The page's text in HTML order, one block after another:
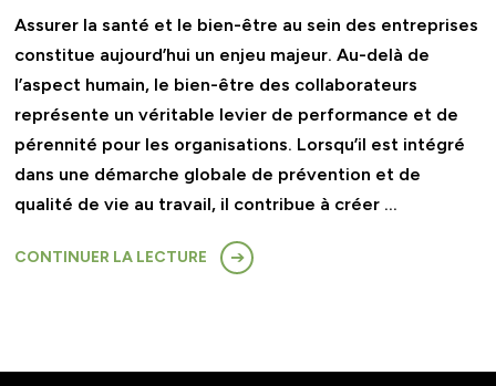
Assurer la santé et le bien-être au sein des entreprises
constitue aujourd’hui un enjeu majeur. Au-delà de
l’aspect humain, le bien-être des collaborateurs
représente un véritable levier de performance et de
pérennité pour les organisations. Lorsqu’il est intégré
dans une démarche globale de prévention et de
qualité de vie au travail, il contribue à créer …
CONTINUER LA LECTURE